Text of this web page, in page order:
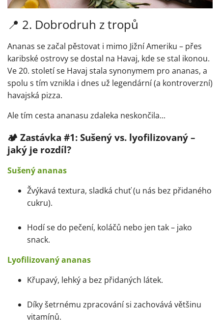
📍 2. Dobrodruh z tropů
Ananas se začal pěstovat i mimo Jižní Ameriku – přes
karibské ostrovy se dostal na Havaj, kde se stal ikonou.
Ve 20. století se Havaj stala synonymem pro ananas, a
spolu s tím vznikla i dnes už legendární (a kontroverzní)
havajská pizza.
Ale tím cesta ananasu zdaleka neskončila...
🏕️ Zastávka #1: Sušený vs. lyofilizovaný –
jaký je rozdíl?
Sušený ananas
Žvýkavá textura, sladká chuť (u nás bez přidaného
cukru).
Hodí se do pečení, koláčů nebo jen tak – jako
snack.
Lyofilizovaný ananas
Křupavý, lehký a bez přidaných látek.
Díky šetrnému zpracování si zachovává většinu
vitamínů.